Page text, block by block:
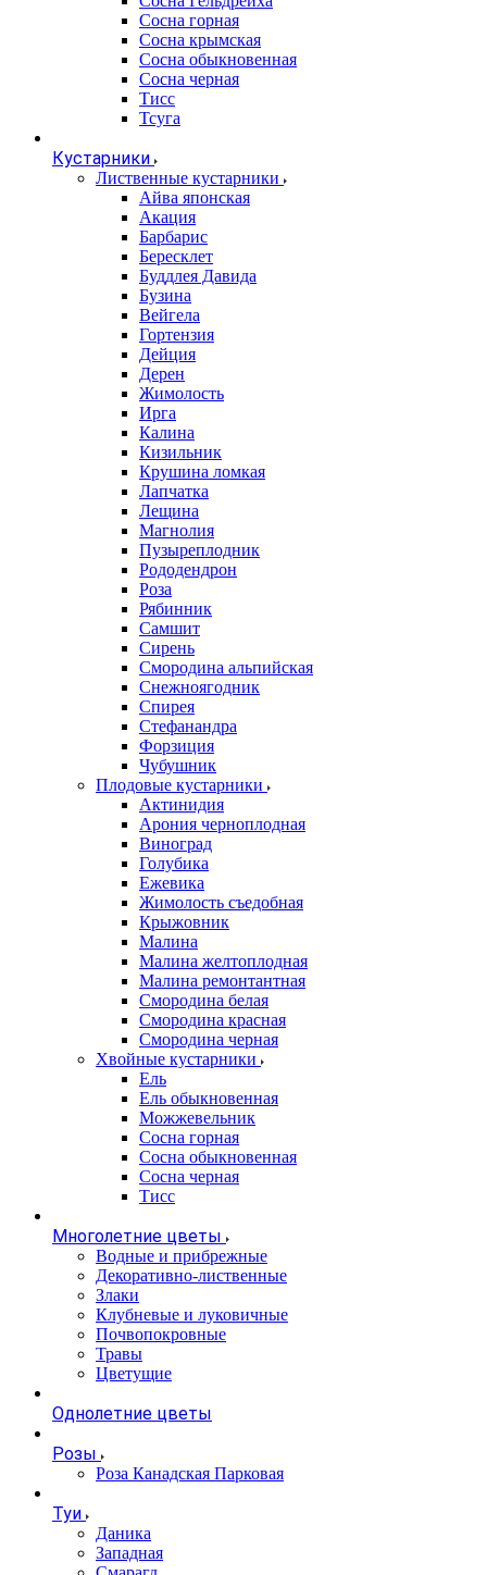
Сосна горная
Сосна крымская
Сосна обыкновенная
Сосна черная
Тисс
Тсуга
Кустарники
Лиственные кустарники
Айва японская
Акация
Барбарис
Бересклет
Буддлея Давида
Бузина
Вейгела
Гортензия
Дейция
Дерен
Жимолость
Ирга
Калина
Кизильник
Крушина ломкая
Лапчатка
Лещина
Магнолия
Пузыреплодник
Рододендрон
Роза
Рябинник
Самшит
Сирень
Смородина альпийская
Снежноягодник
Спирея
Стефанандра
Форзиция
Чубушник
Плодовые кустарники
Актинидия
Арония черноплодная
Виноград
Голубика
Ежевика
Жимолость съедобная
Крыжовник
Малина
Малина желтоплодная
Малина ремонтантная
Смородина белая
Смородина красная
Смородина черная
Хвойные кустарники
Ель
Ель обыкновенная
Можжевельник
Сосна горная
Сосна обыкновенная
Сосна черная
Тисс
Многолетние цветы
Водные и прибрежные
Декоративно-лиственные
Злаки
Клубневые и луковичные
Почвопокровные
Травы
Цветущие
Однолетние цветы
Розы
Роза Канадская Парковая
Туи
Даника
Западная